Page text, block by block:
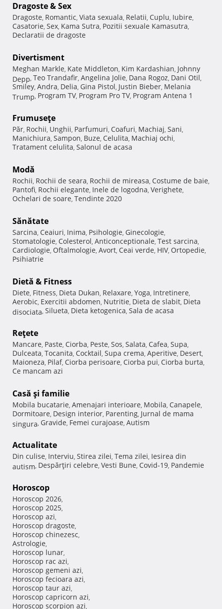
Dragoste & Sex
Dragoste, Romantic, Viata sexuala, Relatii, Cuplu, Iubire,
Casatorie, Sex, Kama Sutra, Pozitii sexuale Kamasutra,
Declaratii de dragoste
Divertisment
Meghan Markle, Kate Middleton, Kim Kardashian, Johnny
Depp, Teo Trandafir, Angelina Jolie, Dana Rogoz, Dani Otil,
Smiley, Andra, Delia, Gina Pistol, Justin Bieber, Melania
Trump, Program TV, Program Pro TV, Program Antena 1
Frumuseţe
Păr, Rochii, Unghii, Parfumuri, Coafuri, Machiaj, Sani,
Manichiura, Sampon, Buze, Celulita, Machiaj ochi,
Tratament celulita, Salonul de acasa
Modă
Rochii, Rochii de seara, Rochii de mireasa, Costume de baie,
Pantofi, Rochii elegante, Inele de logodna, Verighete,
Ochelari de soare, Tendinte 2020
Sănătate
Sarcina, Ceaiuri, Inima, Psihologie, Ginecologie,
Stomatologie, Colesterol, Anticonceptionale, Test sarcina,
Cardiologie, Oftalmologie, Avort, Ceai verde, HIV, Ortopedie,
Psihiatrie
Dietă & Fitness
Diete, Fitness, Dieta Dukan, Relaxare, Yoga, Intretinere,
Aerobic, Exercitii abdomen, Nutritie, Dieta de slabit, Dieta
disociata, Silueta, Dieta ketogenica, Sala de acasa
Reţete
Mancare, Paste, Ciorba, Peste, Sos, Salata, Cafea, Supa,
Dulceata, Tocanita, Cocktail, Supa crema, Aperitive, Desert,
Maioneza, Pilaf, Ciorba perisoare, Ciorba pui, Ciorba burta,
Ce mancam azi
Casă şi familie
Mobila bucatarie, Amenajari interioare, Mobila, Canapele,
Dormitoare, Design interior, Parenting, Jurnal de mama
singura, Gravide, Femei curajoase, Autism
Actualitate
Din culise, Interviu, Stirea zilei, Tema zilei, Iesirea din
autism, Despărţiri celebre, Vesti Bune, Covid-19, Pandemie
Horoscop
Horoscop 2026,
Horoscop 2025,
Horoscop azi,
Horoscop dragoste,
Horoscop chinezesc,
Astrologie,
Horoscop lunar,
Horoscop rac azi,
Horoscop gemeni azi,
Horoscop fecioara azi,
Horoscop taur azi,
Horoscop capricorn azi,
Horoscop scorpion azi,